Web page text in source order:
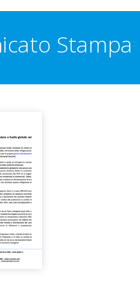
Stampa